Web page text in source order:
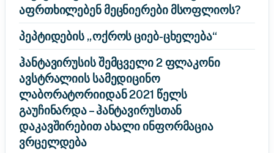
აფრთხილებენ მეცნიერები მსოფლიოს?
პეპტიდების „ოქროს ციებ-ცხელება“
ჰანტავირუსის შემცველი 2 ფლაკონი
ავსტრალიის სამედიცინო
ლაბორატორიიდან 2021 წელს
გაუჩინარდა – ჰანტავირუსთან
დაკავშირებით ახალი ინფორმაცია
ვრცელდება